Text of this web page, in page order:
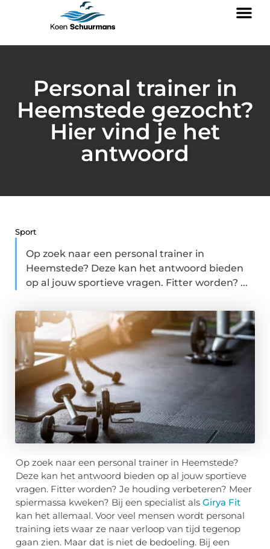
Personal trainer in
Heemstede gezocht?
Hier vind je het
antwoord
Sport
Op zoek naar een personal trainer in
Heemstede? Deze kan het antwoord bieden
op al jouw sportieve vragen. Fitter worden? ...
Op zoek naar een personal trainer in Heemstede?
Deze kan het antwoord bieden op al jouw sportieve
vragen. Fitter worden? Je houding verbeteren? Meer
spiermassa kweken? Bij een specialist als Girya Fit
kan het allemaal. Voor veel mensen wordt personal
training iets waar ze naar verloop van tijd tegenop
gaan zien. Maar dat is niet de bedoeling. Bij een